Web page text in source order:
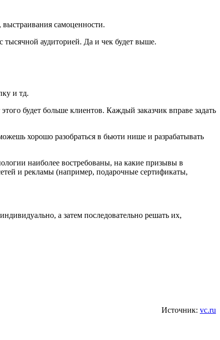
выстраивания самоценности.
тысячной аудиторией. Да и чек будет выше.
и тд.
будет больше клиентов. Каждый заказчик вправе задать
хорошо разобраться в бьюти нише и разрабатывать
наиболее востребованы, на какие призывы в
и рекламы (например, подарочные сертификаты,
а затем последовательно решать их,
Источник: vc.ru